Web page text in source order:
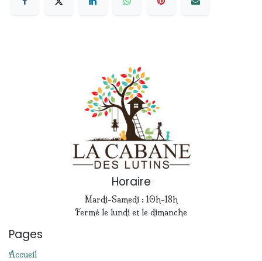
Horaire
Mardi-Samedi : 10h-18h
Fermé le lundi et le dimanche
Pages
Accueil